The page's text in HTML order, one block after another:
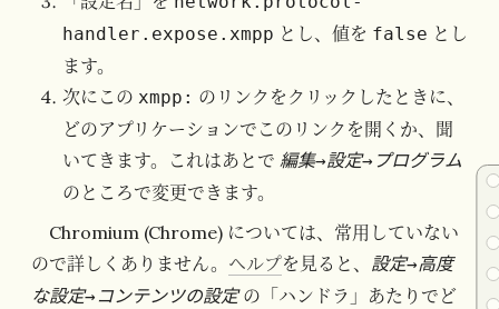
handler.expose.xmpp とし、値を false とし
ます。
次にこの xmpp: のリンクをクリックしたときに、
どのアプリケーションでこのリンクを開くか、聞
いてきます。これはあとで 編集→設定→プログラム
のところで変更できます。
Chromium (Chrome) については、常用していない
ので詳しくありません。 ヘルプを見ると、 設定→高度
な設定→コンテンツの設定の「ハンドラ」あたりでど